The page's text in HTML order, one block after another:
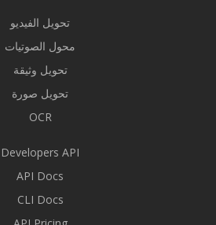
تحويل الفيديو
محول الصوتيات
تحويل وثيقة
تحويل صورة
OCR
Developers API
API Docs
CLI Docs